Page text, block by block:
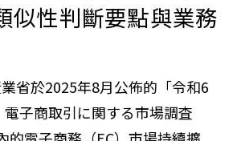
意匠權侵害申訴法
性判斷要點與業務